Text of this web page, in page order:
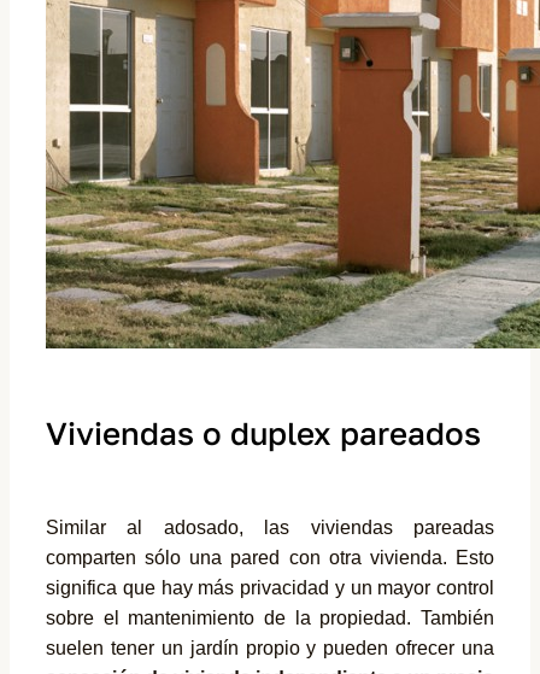
Viviendas o duplex pareados
Similar al adosado, las viviendas pareadas
comparten sólo una pared con otra vivienda. Esto
significa que hay más privacidad y un mayor control
sobre el mantenimiento de la propiedad. También
suelen tener un jardín propio y pueden ofrecer una